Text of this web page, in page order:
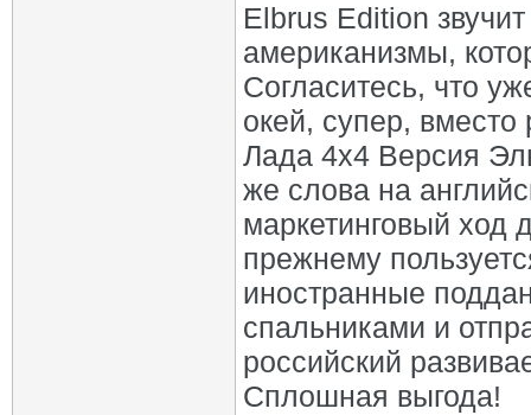
Elbrus Edition
американизмы,
Согласитесь, что
окей, супер,
Лада 4x4 Версия
же слова на
маркетинговый ход
прежнему
иностранные
спальниками и
российский
Сплошная выгода!